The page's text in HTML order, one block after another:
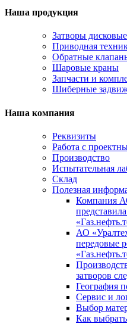
Наша продукция
Затворы дисковые
Приводная
Обратные
Шаровые краны
Запчасти и
Шиберные
Наша компания
Реквизиты
Работа с
Производство
Испытательная
Склад
Полезная
Компания
АО
передовые
затворов
География
Сервис и
Выбор
Как